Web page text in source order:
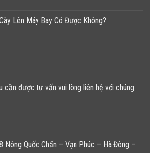
Lên Máy Bay Có Được Không?
cần được tư vấn vui lòng liên hệ với chúng
Nông Quốc Chấn – Vạn Phúc – Hà Đông –